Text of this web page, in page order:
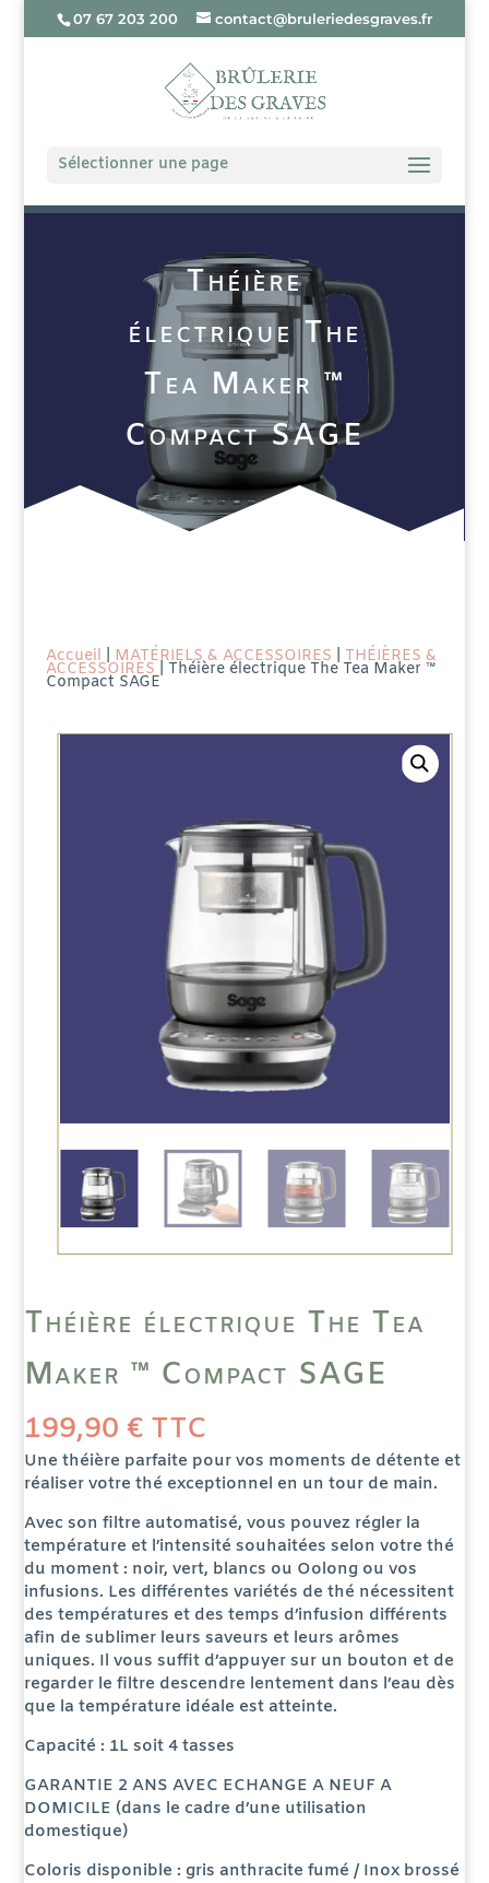
07 67 203 200 contact@bruleriedesgraves.fr
Sélectionner une page
Théière
électrique The
Tea Maker ™
Compact SAGE
Accueil MATÉRIELS & ACCESSOIRES THÉIÈRES &
ACCESSOIRES | Théière électrique The Tea Maker ™
Compact SAGE
Théière électrique The Tea
Maker ™ Compact SAGE
199,90 € TTC
Une théière parfaite pour vos moments de détente et
réaliser votre thé exceptionnel en un tour de main.
Avec son filtre automatisé, vous pouvez régler la
température et l’intensité souhaitées selon votre thé
du moment : noir, vert, blancs ou Oolong ou vos
infusions. Les différentes variétés de thé nécessitent
des températures et des temps d’infusion différents
afin de sublimer leurs saveurs et leurs arômes
uniques. Il vous suffit d’appuyer sur un bouton et de
regarder le filtre descendre lentement dans l’eau dès
que la température idéale est atteinte.
Capacité : 1L soit 4 tasses
GARANTIE 2 ANS AVEC ECHANGE A NEUF A
DOMICILE (dans le cadre d’une utilisation
domestique)
Coloris disponible : gris anthracite fumé / Inox brossé